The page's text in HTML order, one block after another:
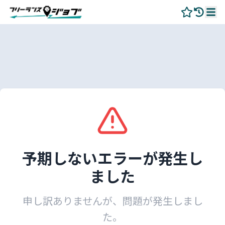
予期しないエラーが発生し
ました
申し訳ありませんが、問題が発生しまし
た。